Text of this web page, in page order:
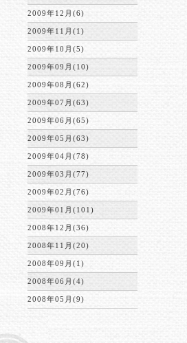
2009年12月(6)
2009年11月(1)
2009年10月(5)
2009年09月(10)
2009年08月(62)
2009年07月(63)
2009年06月(65)
2009年05月(63)
2009年04月(78)
2009年03月(77)
2009年02月(76)
2009年01月(101)
2008年12月(36)
2008年11月(20)
2008年09月(1)
2008年06月(4)
2008年05月(9)